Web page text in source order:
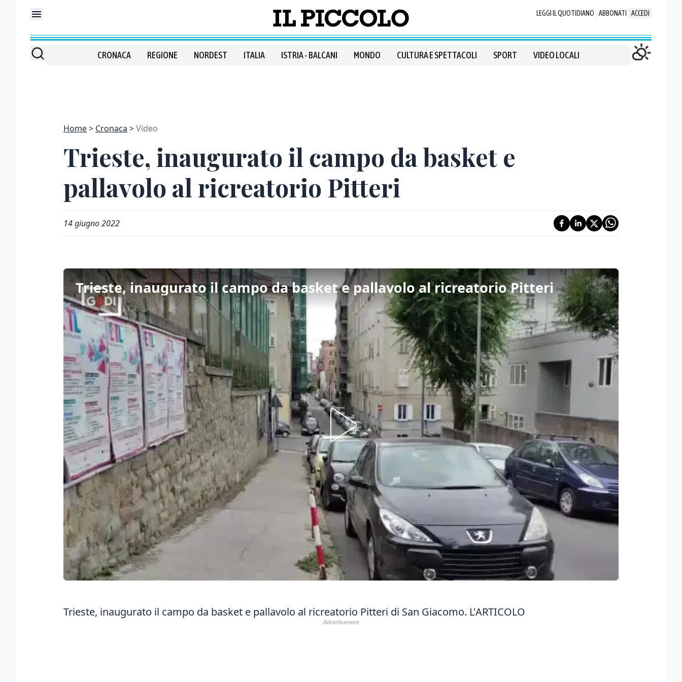
LEGGI IL QUOTIDIANO ABBONATI ACCEDI
CRONACA REGIONE NORDEST ITALIA ISTRIA - BALCANI MONDO CULTURA E SPETTACOLI SPORT VIDEO LOCALI
Home Cronaca Video
Trieste, inaugurato il campo da basket e
pallavolo al ricreatorio Pitteri
14 giugno 2022
Trieste, inaugurato il campo da basket e pallavolo al ricreatorio Pitteri
Trieste, inaugurato il campo da basket e pallavolo al ricreatorio Pitteri di San Giacomo. L'ARTICOLO